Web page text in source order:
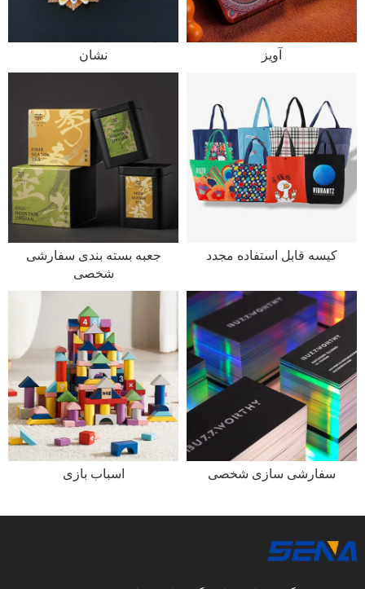
آویز نشان
کیسه قابل استفاده مجدد
جعبه بسته بندی سفارشی
شخصی
سفارشی سازی شخصی اسباب بازی